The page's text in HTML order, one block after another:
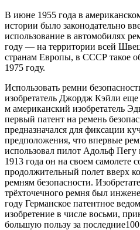
В июне 1955 года в
истории было законодательно
использование в автомобилях
году — на территории всей
странам Европы, в СССР такое
1975 году.
Использовать ремни
изобретатель Джордж Кэйли
м американский изобретатель
первый патент на ремень
предназначался для фиксации
предположения, что впервые
использовал пилот Адольф
1913 года он на своем самолете
продолжительный полет вверх
ремням безопасности.
трёхточечного ремня был
году Германское патентное
изобретение в числе восьми,
большую пользу за последние100